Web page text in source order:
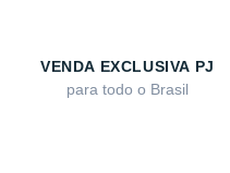
VENDA EXCLUSIVA PJ
para todo o Brasil